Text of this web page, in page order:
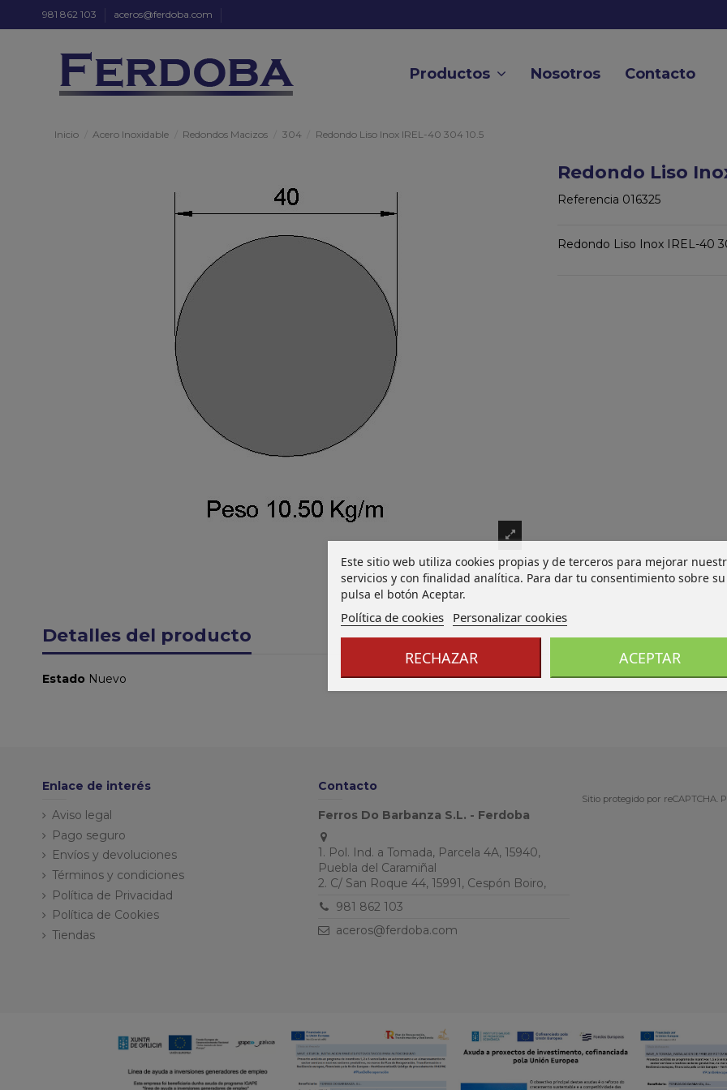
981 862 103 aceros@ferdoba.com
Productos Nosotros Contacto
Inicio Acero Inoxidable Redondos Macizos 304 Redondo Liso Inox IREL-40 304 10.5
Redondo Liso
Referencia 016325
Redondo Liso Inox IREL-40
Detalles del producto
Estado Nuevo
Enlace de interés
Aviso legal
Pago seguro
Envíos y devoluciones
Términos y condiciones
Política de Privacidad
Política de Cookies
Tiendas
Contacto
Ferros Do Barbanza S.L. - Ferdoba
1. Pol. Ind. a Tomada, Parcela 4A, 15940,
Puebla del Caramiñal
2. C/ San Roque 44, 15991, Cespón Boiro,
981 862 103
aceros@ferdoba.com
Sitio protegido por reCAPTCHA.
Este sitio web utiliza cookies propias y de terceros para mejorar
servicios y con finalidad analítica. Para dar tu consentimiento sobre
pulsa el botón Aceptar.
Política de cookies Personalizar cookies
RECHAZAR ACEPTAR